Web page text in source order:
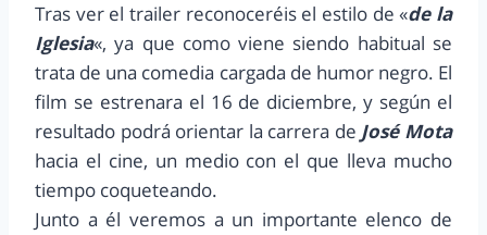
Tras ver el trailer reconoceréis el estilo de «de la
Iglesia«, ya que como viene siendo habitual se
trata de una comedia cargada de humor negro. El
film se estrenara el 16 de diciembre, y según el
resultado podrá orientar la carrera de José Mota
hacia el cine, un medio con el que lleva mucho
tiempo coqueteando.
Junto a él veremos a un importante elenco de